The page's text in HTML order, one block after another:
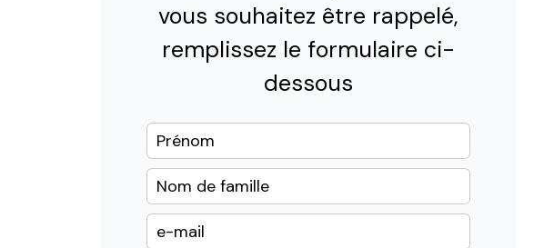
vous souhaitez être rappelé,
remplissez le formulaire ci-
dessous